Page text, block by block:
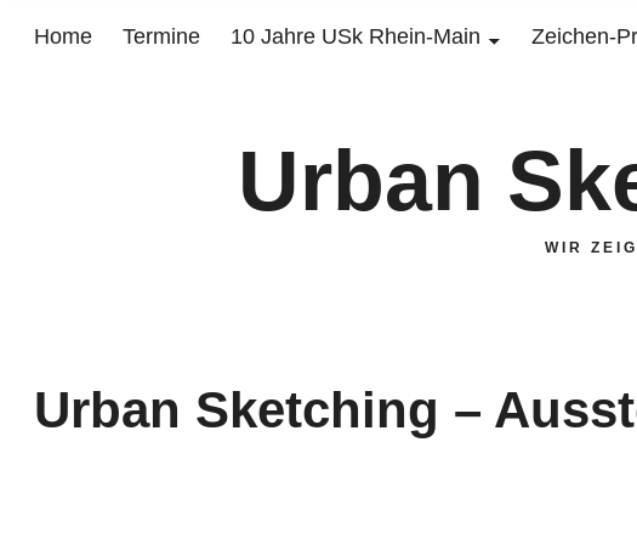
Home Termine 10 Jahre USk Rhein-Main Zeichen-
Urban
WIR
Urban Sketching –